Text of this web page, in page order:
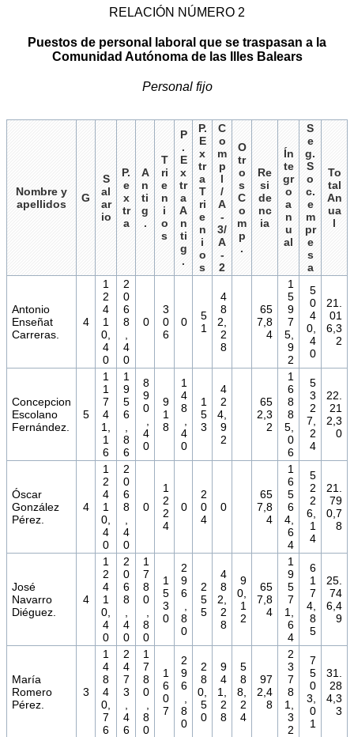
RELACIÓN NÚMERO 2
Puestos de personal laboral que se traspasan a la
Comunidad Autónoma de las Illes Balears
Personal fijo
Nombre y
apellidos
G
S
al
ar
io
P.
e
x
tr
a
A
n
ti
g
.
T
ri
e
n
i
o
s
P
.
E
x
tr
a
A
n
ti
g
.
P.
E
x
tr
a
T
ri
e
n
i
o
s
C
o
m
p
l
/
A
-
3/
A
-
2
O
tr
o
s
C
o
m
p
.
Re
si
de
nc
ia
Ín
te
gr
o
a
n
u
al
S
e
g.
S
o
c.
e
m
pr
e
s
a
To
tal
An
ua
l
Antonio
Enseñat
Carreras.
4
1
2
4
1
0,
4
0
2
0
6
8
4
0
0
3
0
6
0
5
1
4
8
2,
2
8
65
7,8
4
1
5
9
7
5,
9
2
5
0
4
0,
4
0
21.
01
6,3
2
Concepcion
Escolano
Fernández.
5
1
1
7
4
1,
1
6
1
9
5
6
8
6
8
9
0
4
0
9
1
8
1
4
8
4
0
1
5
3
4
2
4,
9
2
65
2,3
2
1
6
8
8
5,
0
6
5
3
2
7,
2
4
22.
21
2,3
0
Óscar
González
Pérez.
4
1
2
4
1
0,
4
0
2
0
6
8
4
0
0
1
2
2
4
0
2
0
4
0
65
7,8
4
1
6
5
6
4,
6
4
5
2
2
6,
1
4
21.
79
0,7
8
José
Navarro
Diéguez.
4
1
2
4
1
0,
4
0
2
0
6
8
4
0
1
7
8
0
8
0
1
5
3
0
2
9
6
8
0
2
5
5
4
8
2,
2
8
9
0,
1
2
65
7,8
4
1
9
5
7
1,
6
4
6
1
7
4,
8
5
25.
74
6,4
9
María
Romero
Pérez.
3
1
4
8
4
0,
7
6
2
4
7
3
4
6
1
7
8
0
8
0
1
6
0
7
2
9
6
8
0
2
8
0,
5
0
9
4
1,
2
8
5
8
8,
2
4
97
2,4
8
2
3
7
8
1,
3
2
7
5
0
3,
0
1
31.
28
4,3
3